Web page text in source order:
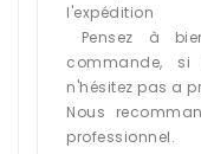
l'expédition
Pensez à
commande,
n'hésitez pas a
Nous
professionnel.